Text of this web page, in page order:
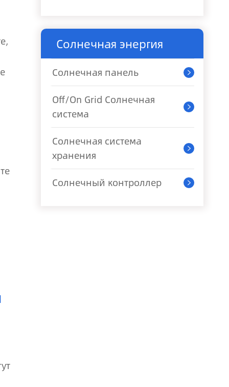
Солнечная энергия
Солнечная панель 
Off/On Grid Солнечная
система

Солнечная система
хранения

Солнечный контроллер 